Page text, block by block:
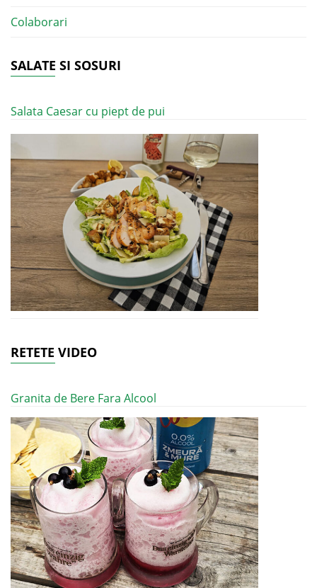
Colaborari
SALATE SI SOSURI
Salata Caesar cu piept de pui
RETETE VIDEO
Granita de Bere Fara Alcool